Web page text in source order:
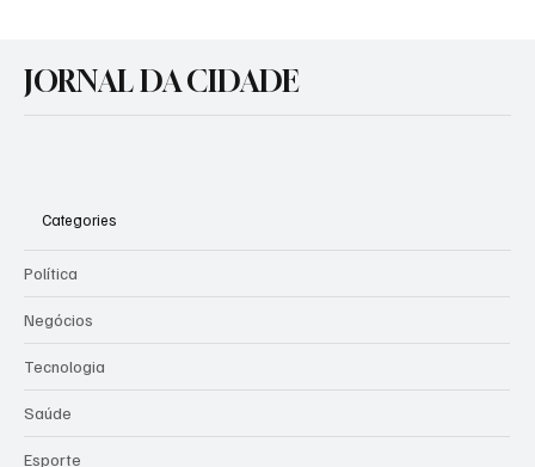
contra a mulher
JORNAL DA CIDADE
Categories
Política
Negócios
Tecnologia
Saúde
Esporte